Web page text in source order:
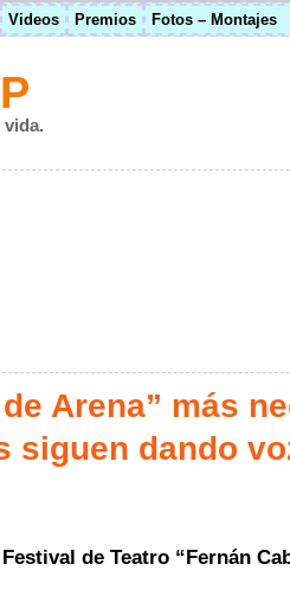
Videos Premios Fotos – Montajes
Arena” más
siguen dando
de Teatro “Fernán